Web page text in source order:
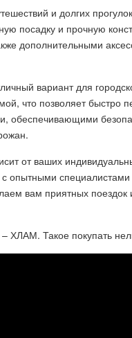
и долгих
посадку и прочную
дополнительными
вариант для
что позволяет быстро
обеспечивающими
от ваших
опытными
вам приятных
Такое покупать